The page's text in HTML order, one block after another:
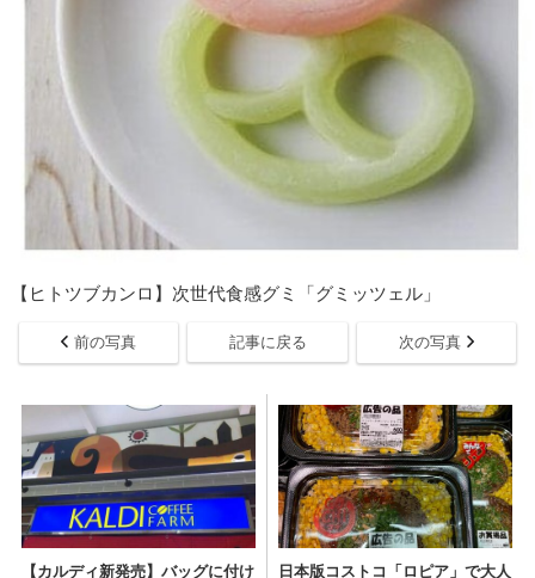
【ヒトツブカンロ】次世代食感グミ「グミッツェル」
前の写真 記事に戻る 次の写真